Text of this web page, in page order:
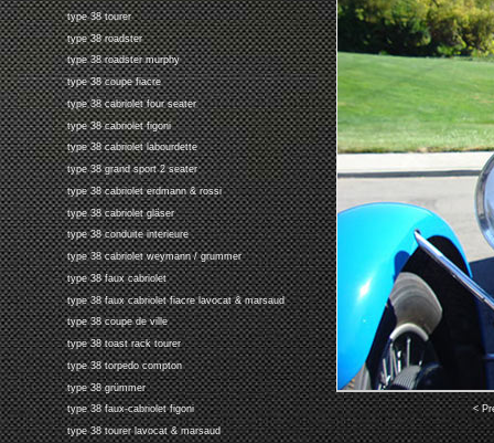
type 38 tourer
type 38 roadster
type 38 roadster murphy
type 38 coupe fiacre
type 38 cabriolet four seater
type 38 cabriolet figoni
type 38 cabriolet labourdette
type 38 grand sport 2 seater
type 38 cabriolet erdmann & rossi
type 38 cabriolet gläser
type 38 conduite interieure
type 38 cabriolet weymann / grummer
type 38 faux cabriolet
type 38 faux cabriolet fiacre lavocat & marsaud
type 38 coupe de ville
type 38 toast rack tourer
type 38 torpedo compton
type 38 grümmer
type 38 faux-cabriolet figoni
type 38 tourer lavocat & marsaud
<